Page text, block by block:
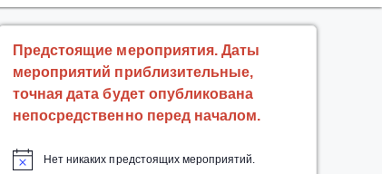
Предстоящие мероприятия. Даты
мероприятий приблизительные,
точная дата будет опубликована
непосредственно перед началом.
Нет никаких предстоящих мероприятий.